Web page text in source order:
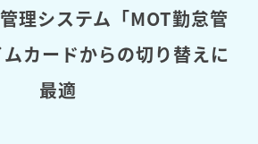
理システム「MOT勤怠管
カードからの切り替えに
最適